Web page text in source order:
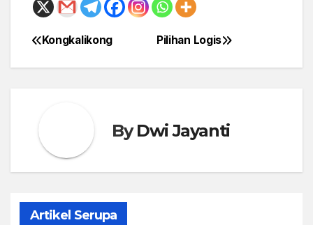
Post
navigation
Pilihan Logis
Kongkalikong
ByDwi Jayanti
Artikel Serupa